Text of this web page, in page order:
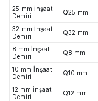
25 mm İnşaat
Demiri
Q25 mm
32 mm İnşaat
Demiri
Q32 mm
8 mm İnşaat
Demiri
Q8 mm
10 mm İnşaat
Demiri
Q10 mm
12 mm İnşaat
Demiri
Q12 mm